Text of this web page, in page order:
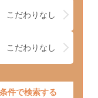
こだわりなし
こだわりなし